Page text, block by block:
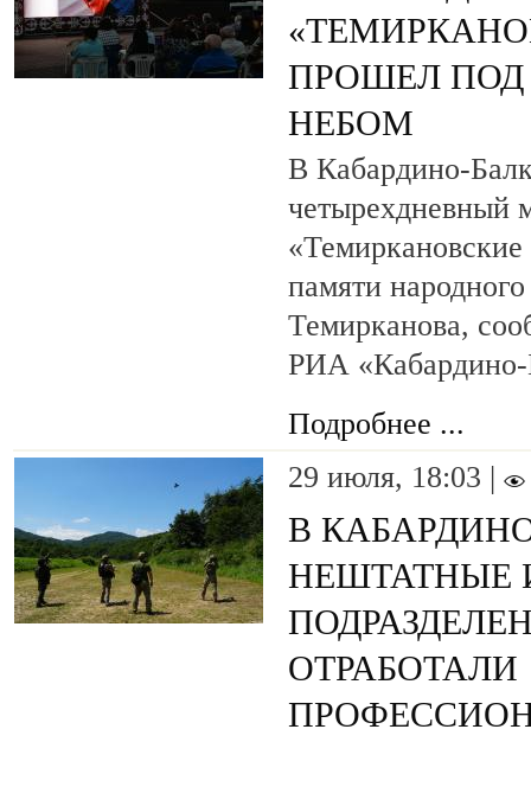
ПРОШЕЛ
НЕБОМ
В Кабардино-
четырехдневный
памяти
Темирканова,
РИА «Кабардино-
Подробнее ...
29 июля, 18:03 |
В
НЕШТАТНЫЕ
ОТРАБОТАЛИ